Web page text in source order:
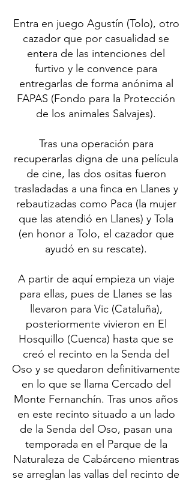
Entra en juego Agustín (Tolo), otro
cazador que por casualidad se
entera de las intenciones del
furtivo y le convence para
entregarlas de forma anónima al
FAPAS (Fondo para la Protección
de los animales Salvajes).
Tras una operación para
recuperarlas digna de una película
de cine, las dos ositas fueron
trasladadas a una finca en Llanes y
rebautizadas como Paca (la mujer
que las atendió en Llanes) y Tola
(en honor a Tolo, el cazador que
ayudó en su rescate).
A partir de aquí empieza un viaje
para ellas, pues de Llanes se las
llevaron para Vic (Cataluña),
posteriormente vivieron en El
Hosquillo (Cuenca) hasta que se
creó el recinto en la Senda del
Oso y se quedaron definitivamente
en lo que se llama Cercado del
Monte Fernanchín. Tras unos años
en este recinto situado a un lado
de la Senda del Oso, pasan una
temporada en el Parque de la
Naturaleza de Cabárceno mientras
se arreglan las vallas del recinto de